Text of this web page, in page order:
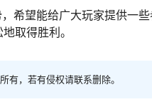
希望能给广大玩家提供一
取得胜利。
有，若有侵权请联系删除。